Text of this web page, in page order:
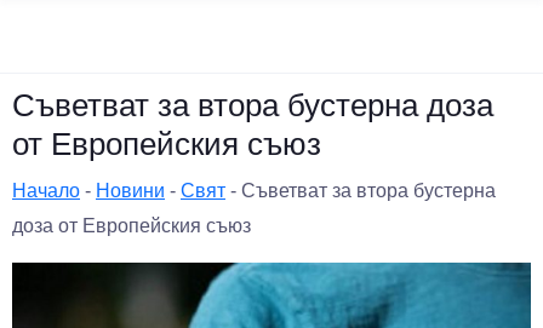
Съветват за втора бустерна доза
от Европейския съюз
Начало - Новини - Свят - Съветват за втора бустерна
доза от Европейския съюз